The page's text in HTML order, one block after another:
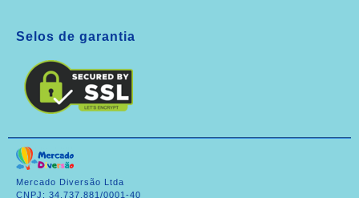
Selos de garantia
Mercado Diversão Ltda
CNPJ: 34.737.881/0001-40